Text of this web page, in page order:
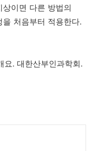
이면 다른 방법의
처음부터 적용한다.
요. 대한산부인과학회.